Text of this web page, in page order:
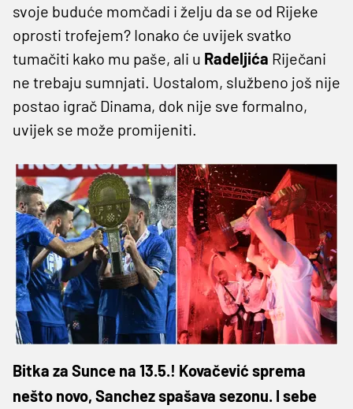
svoje buduće momčadi i želju da se od Rijeke
oprosti trofejem? Ionako će uvijek svatko
tumačiti kako mu paše, ali u Radeljića Riječani
ne trebaju sumnjati. Uostalom, službeno još nije
postao igrač Dinama, dok nije sve formalno,
uvijek se može promijeniti.
Bitka za Sunce na 13.5.! Kovačević sprema
nešto novo, Sanchez spašava sezonu. I sebe